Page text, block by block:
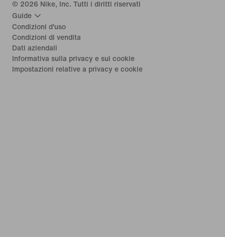
© 2026 Nike, Inc. Tutti i diritti riservati
Guide
Condizioni d'uso
Condizioni di vendita
Dati aziendali
Informativa sulla privacy e sui cookie
Impostazioni relative a privacy e cookie